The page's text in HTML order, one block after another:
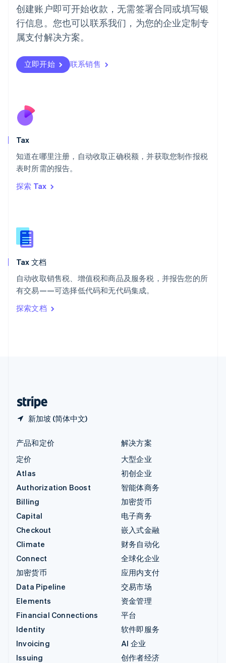
创建账户即可开始收款，无需签署合同或填写银
行信息。您也可以联系我们，为您的企业定制专
属支付解决方案。
立即开始 联系销售
Tax
知道在哪里注册，自动收取正确税额，并获取您制作报税
表时所需的报告。
探索 Tax
Tax 文档
自动收取销售税、增值税和商品及服务税，并报告您的所
有交易——可选择低代码和无代码集成。
探索文档
新加坡 (简体中文)
English
葡萄牙
PortuguêsEnglish
日本
瑞典
Svenska English
瑞士
English
斯洛伐克
泰国
ไทยEnglish
English
English
新西兰
匈牙利
意大利
ItalianoEnglish
印度
English
产品和定价
定价
Atlas
Authorization Boost
Billing
Capital
Checkout
Climate
Connect
加密货币
Data Pipeline
Elements
Financial Connections
Identity
Invoicing
Issuing
解决方案
大型企业
初创企业
智能体商务
加密货币
电子商务
嵌入式金融
财务自动化
全球化企业
应用内支付
交易市场
资金管理
平台
软件即服务
AI 企业
创作者经济